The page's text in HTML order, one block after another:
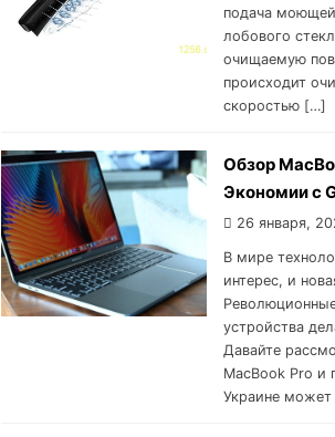
подача
лобового
очищаемую
происходит
скоростью […]
Обзор
Экономии с
26 января,
В мире
интерес, и
устройства
Давайте
MacBook Pro и
Украине